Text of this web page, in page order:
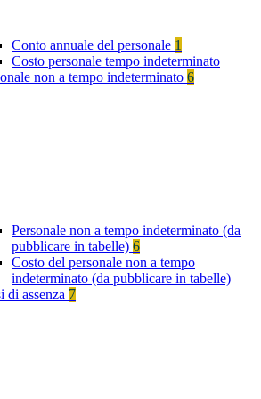
Conto annuale del personale 1
Costo personale tempo indeterminato
non a tempo indeterminato 6
Personale non a tempo indeterminato (da
pubblicare in tabelle) 6
Costo del personale non a tempo
indeterminato (da pubblicare in tabelle)
di assenza 7